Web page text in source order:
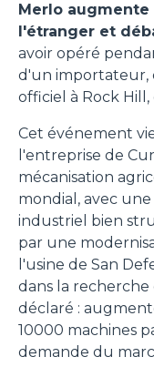
Merlo augmente
l'étranger et
avoir opéré
d'un importateur,
officiel à Rock
Cet événement
l'entreprise de
mécanisation
mondial, avec
industriel bien
par une
l'usine de San
dans la
déclaré :
10000 machines
demande du